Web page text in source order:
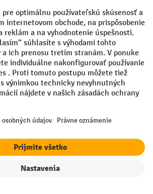
osobných údajov
shipping costsand possible delivery charges,